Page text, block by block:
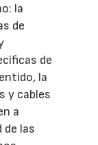
la
de
de
la
y cables
a
de las